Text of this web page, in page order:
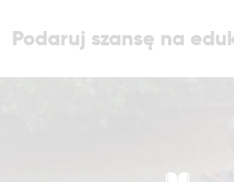
Podaruj szansę na